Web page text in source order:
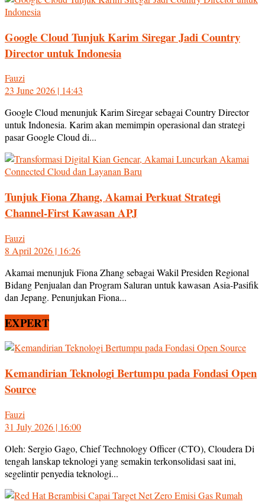
Google Cloud Tunjuk Karim Siregar Jadi Country
Director untuk Indonesia
Fauzi
23 June 2026 | 14:43
Google Cloud menunjuk Karim Siregar sebagai Country Director
untuk Indonesia. Karim akan memimpin operasional dan strategi
pasar Google Cloud di...
Tunjuk Fiona Zhang, Akamai Perkuat Strategi
Channel-First Kawasan APJ
Fauzi
8 April 2026 | 16:26
Akamai menunjuk Fiona Zhang sebagai Wakil Presiden Regional
Bidang Penjualan dan Program Saluran untuk kawasan Asia-Pasifik
dan Jepang. Penunjukan Fiona...
EXPERT
Kemandirian Teknologi Bertumpu pada Fondasi Open
Source
Fauzi
31 July 2026 | 16:00
Oleh: Sergio Gago, Chief Technology Officer (CTO), Cloudera Di
tengah lanskap teknologi yang semakin terkonsolidasi saat ini,
segelintir penyedia teknologi...